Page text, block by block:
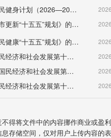
国务院关于印发《全民健身计划（2026—2030年）》的通知 （国发〔2026〕26号）
国务院关于印发《城市更新“十五五”规划》的通知（国发〔2026〕12号）
国务院关于印发《国民健康“十五五”规划》的通知 （国发〔2026〕23号）
（福建省）福州市国民经济和社会发展第十五个五年规划纲要
（河南省）平顶山市国民经济和社会发展第十五个五年规划纲要
（河南省）洛阳市国民经济和社会发展第十五个五年规划纲要
得将文件中的内容挪作商业或盈利
存储空间，仅对用户上传内容的